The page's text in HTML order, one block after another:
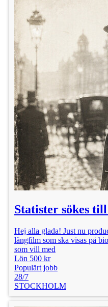
Statister sökes
Hej alla glada! Just nu
långfilm som ska visas på
som vill med
Lön 500 kr
Populärt jobb
28/7
STOCKHOLM